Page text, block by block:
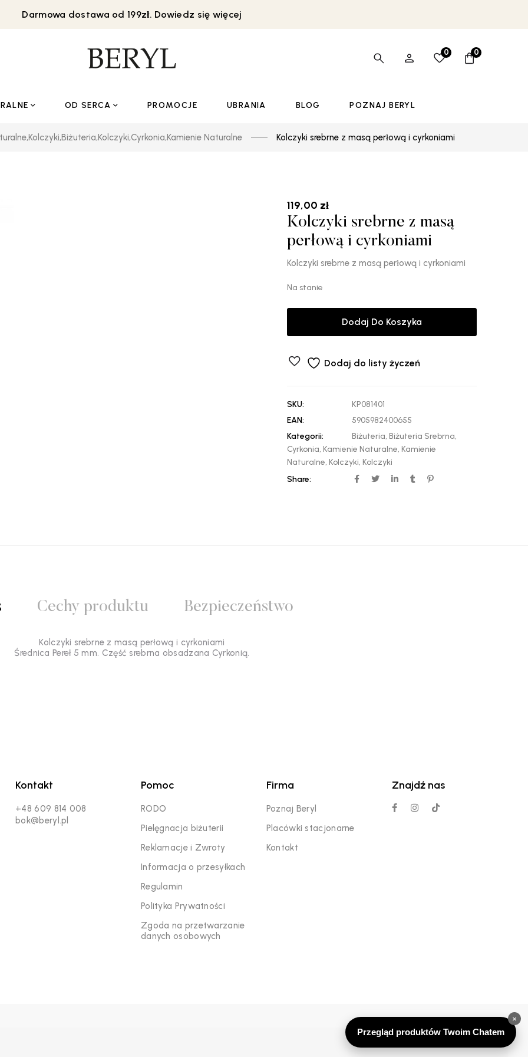
Darmowa dostawa od 199zł. Dowiedz się więcej
0 0
OD SERCA PROMOCJE UBRANIA BLOG POZNAJ BERYL
,Kolczyki,Biżuteria,Kolczyki,Cyrkonia,Kamienie Naturalne Kolczyki srebrne z masą perłową i cyrkoniami
119,00 zł
Kolczyki srebrne z masą
perłową i cyrkoniami
Kolczyki srebrne z masą perłową i cyrkoniami
Na stanie
Dodaj Do Koszyka
Dodaj do listy życzeń
SKU:
KP081401
EAN:
5905982400655
Kategorii:
Biżuteria, Biżuteria Srebrna,
Cyrkonia, Kamienie Naturalne, Kamienie
Naturalne, Kolczyki, Kolczyki
Share:
Cechy produktu Bezpieczeństwo
Kolczyki srebrne z masą perłową i cyrkoniami
Średnica Pereł 5 mm. Część srebrna obsadzana Cyrkonią.
Kontakt
+48 609 814 008
bok@beryl.pl
Pomoc
RODO
Pielęgnacja biżuterii
Reklamacje i Zwroty
Informacja o przesyłkach
Regulamin
Polityka Prywatności
Zgoda na przetwarzanie
danych osobowych
Firma
Poznaj Beryl
Placówki stacjonarne
Kontakt
Znajdź nas
×
Przegląd produktów Twoim Chatem